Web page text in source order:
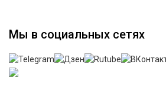
Мы в социальных сетях